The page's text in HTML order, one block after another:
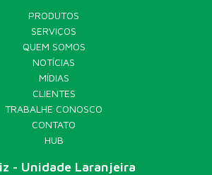
PRODUTOS
SERVIÇOS
QUEM SOMOS
NOTÍCIAS
MÍDIAS
CLIENTES
TRABALHE CONOSCO
CONTATO
HUB
- Unidade Laranjeira